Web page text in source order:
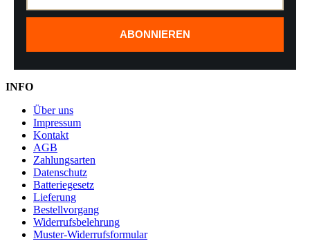
ABONNIEREN
INFO
Über uns
Impressum
Kontakt
AGB
Zahlungsarten
Datenschutz
Batteriegesetz
Lieferung
Bestellvorgang
Widerrufsbelehrung
Muster-Widerrufsformular